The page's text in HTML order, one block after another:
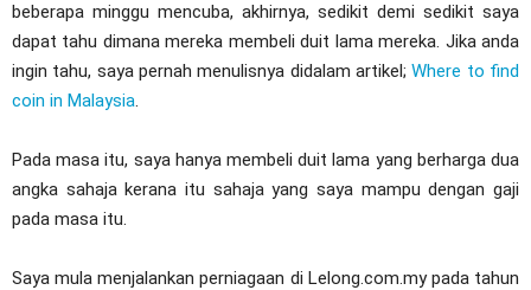
beberapa minggu mencuba, akhirnya, sedikit demi sedikit saya
dapat tahu dimana mereka membeli duit lama mereka. Jika anda
ingin tahu, saya pernah menulisnya didalam artikel;Where to find
coin in Malaysia.
Pada masa itu, saya hanya membeli duit lama yang berharga dua
angka sahaja kerana itu sahaja yang saya mampu dengan gaji
pada masa itu.
Saya mula menjalankan perniagaan di Lelong.com.my pada tahun